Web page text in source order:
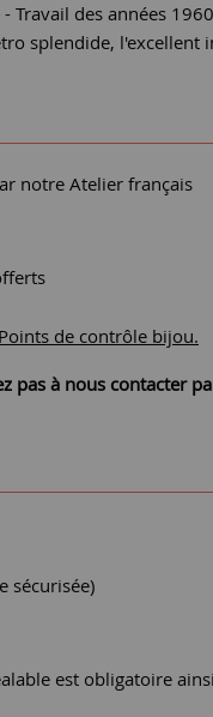
Travail des années
splendide,
notre Atelier français
Points de contrôle bijou.
pas à nous contacter
sécurisée)
est obligatoire